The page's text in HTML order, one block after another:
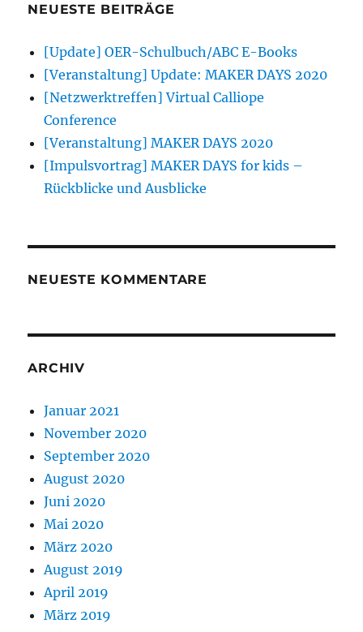
NEUESTE BEITRÄGE
[Update] OER-Schulbuch/ABC E-Books
[Veranstaltung] Update: MAKER DAYS 2020
[Netzwerktreffen] Virtual Calliope
Conference
[Veranstaltung] MAKER DAYS 2020
[Impulsvortrag] MAKER DAYS for kids –
Rückblicke und Ausblicke
NEUESTE KOMMENTARE
ARCHIV
Januar 2021
November 2020
September 2020
August 2020
Juni 2020
Mai 2020
März 2020
August 2019
April 2019
März 2019